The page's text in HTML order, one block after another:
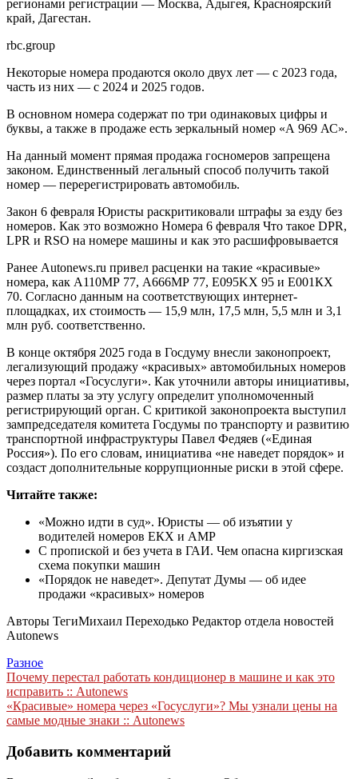
регионами регистрации — Москва, Адыгея, Красноярский
край, Дагестан.
rbc.group
Некоторые номера продаются около двух лет — с 2023 года,
часть из них — с 2024 и 2025 годов.
В основном номера содержат по три одинаковых цифры и
буквы, а также в продаже есть зеркальный номер «А 969 АС».
На данный момент прямая продажа госномеров запрещена
законом. Единственный легальный способ получить такой
номер — перерегистрировать автомобиль.
Закон 6 февраля Юристы раскритиковали штрафы за езду без
номеров. Как это возможно Номера 6 февраля Что такое DPR,
LPR и RSO на номере машины и как это расшифровывается
Ранее Autonews.ru привел расценки на такие «красивые»
номера, как A110МР 77, А666МР 77, Е095KX 95 и Е001КХ
70. Согласно данным на соответствующих интернет-
площадках, их стоимость — 15,9 млн, 17,5 млн, 5,5 млн и 3,1
млн руб. соответственно.
В конце октября 2025 года в Госдуму внесли законопроект,
легализующий продажу «красивых» автомобильных номеров
через портал «Госуслуги». Как уточнили авторы инициативы,
размер платы за эту услугу определит уполномоченный
регистрирующий орган. С критикой законопроекта выступил
зампредседателя комитета Госдумы по транспорту и развитию
транспортной инфраструктуры Павел Федяев («Единая
Россия»). По его словам, инициатива «не наведет порядок» и
создаст дополнительные коррупционные риски в этой сфере.
Читайте также:
«Можно идти в суд». Юристы — об изъятии у
водителей номеров ЕКХ и АМР
С пропиской и без учета в ГАИ. Чем опасна киргизская
схема покупки машин
«Порядок не наведет». Депутат Думы — об идее
продажи «красивых» номеров
Авторы ТегиМихаил Переходько Редактор отдела новостей
Autonews
Разное
Навигация
по
записям
Почему перестал работать кондиционер в машине и как это
исправить :: Autonews
«Красивые» номера через «Госуслуги»? Мы узнали цены на
самые модные знаки :: Autonews
Добавить комментарий